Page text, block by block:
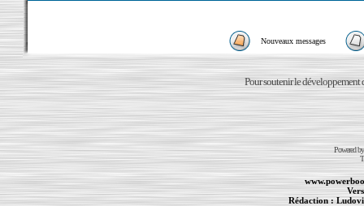
Nouveaux messages
Pour soutenir le développement
Powered
Rédaction :